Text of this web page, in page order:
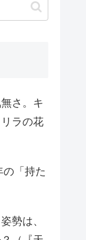
さ。キ
ラの花
「持た
勢は、